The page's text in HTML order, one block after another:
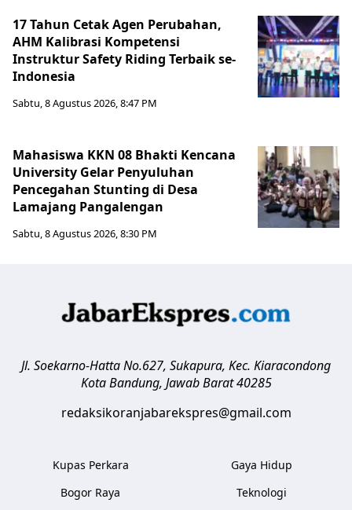
17 Tahun Cetak Agen Perubahan,
AHM Kalibrasi Kompetensi
Instruktur Safety Riding Terbaik se-
Indonesia
Sabtu, 8 Agustus 2026, 8:47 PM
Mahasiswa KKN 08 Bhakti Kencana
University Gelar Penyuluhan
Pencegahan Stunting di Desa
Lamajang Pangalengan
Sabtu, 8 Agustus 2026, 8:30 PM
Jl. Soekarno-Hatta No.627, Sukapura, Kec. Kiaracondong
Kota Bandung, Jawab Barat 40285
redaksikoranjabarekspres@gmail.com
Kupas Perkara
Bogor Raya
Gaya Hidup
Teknologi